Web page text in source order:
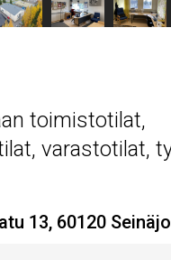
toimistotilat,
varastotilat,
13, 60120